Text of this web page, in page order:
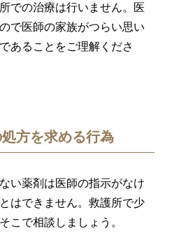
での治療は行いません。医
で医師の家族がつらい思い
あることをご理解くださ
方を求める行為
い薬剤は医師の指示がなけ
はできません。救護所で少
こで相談しましょう。